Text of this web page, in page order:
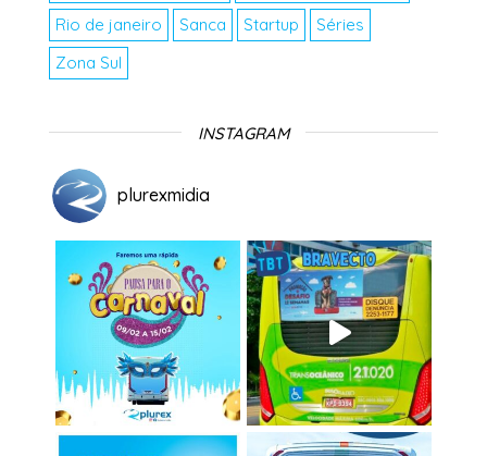
Rio de janeiro
Sanca Startup
Séries
Zona Sul
INSTAGRAM
plurexmidia